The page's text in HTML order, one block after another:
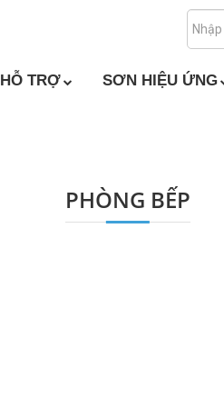
HỖ TRỢ SƠN HIỆU ỨNG
PHÒNG BẾP